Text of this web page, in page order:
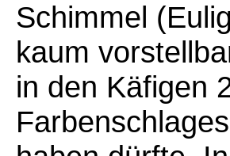
Schimmel
kaum
in den Käfigen